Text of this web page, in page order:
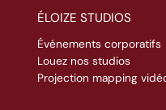
ÉLOIZE STUDIOS
Événements corporatifs
Louez nos studios
Projection mapping